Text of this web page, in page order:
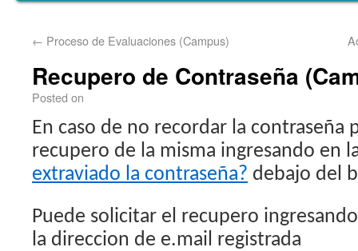
← Proceso de Evaluaciones (Campus)
Recupero de Contraseña
Posted on
En caso de no recordar la contraseña
recupero de la misma ingresando en
extraviado la contraseña? debajo del
Puede solicitar el recupero
la direccion de e.mail registrada